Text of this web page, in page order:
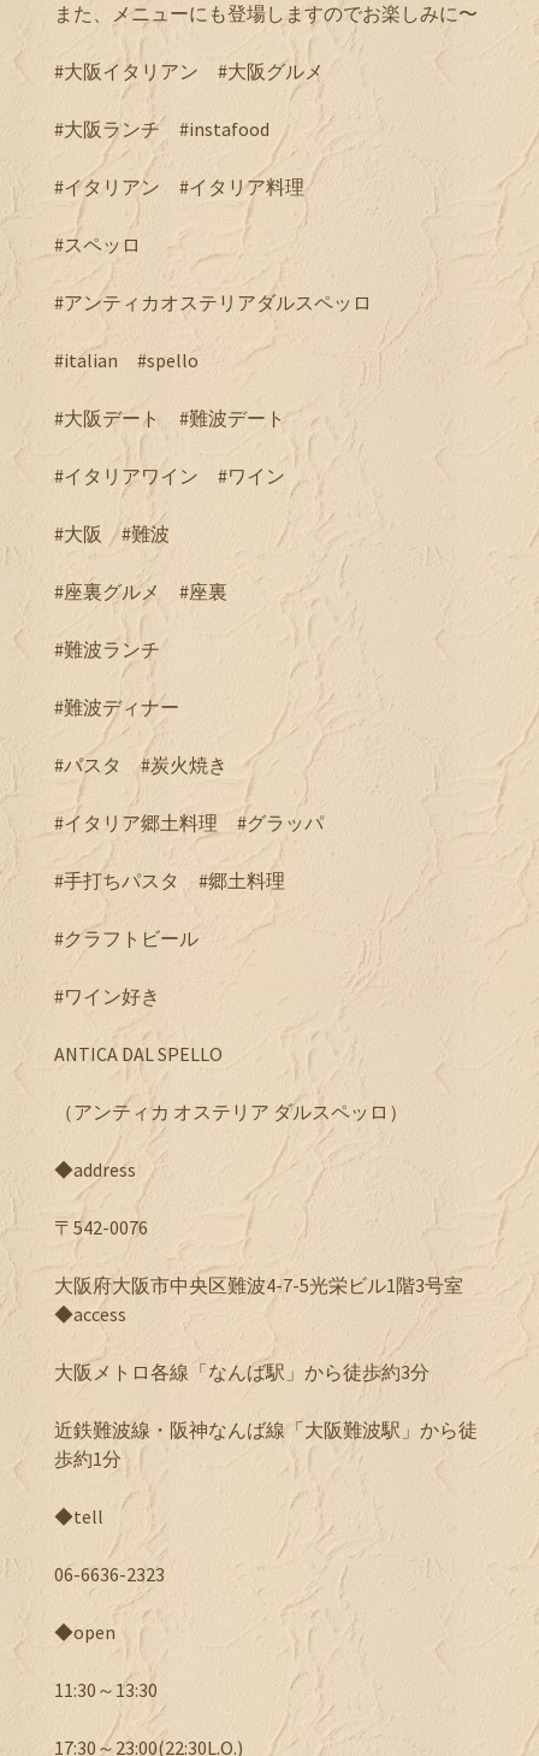
また、メニューにも登場しますのでお楽しみに〜
#大阪イタリアン #大阪グルメ
#大阪ランチ #instafood
#イタリアン #イタリア料理
#スペッロ
#アンティカオステリアダルスペッロ
#italian #spello
#大阪デート #難波デート
#イタリアワイン #ワイン
#大阪 #難波
#座裏グルメ #座裏
#難波ランチ
#難波ディナー
#パスタ #炭火焼き
#イタリア郷土料理 #グラッパ
#手打ちパスタ #郷土料理
#クラフトビール
#ワイン好き
ANTICA DAL SPELLO
（アンティカ オステリア ダルスペッロ）
◆address
〒542-0076
大阪府大阪市中央区難波4-7-5光栄ビル1階3号室
◆access
大阪メトロ各線「なんば駅」から徒歩約3分
近鉄難波線・阪神なんば線「大阪難波駅」から徒
歩約1分
◆tell
06-6636-2323
◆open
11:30～13:30
17:30～23:00(22:30L.O.)